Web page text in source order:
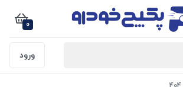
0
ورود